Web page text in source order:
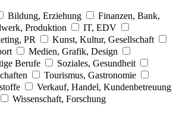
Bildung, Erziehung
Finanzen, Bank,
Produktion
IT, EDV
PR
Kunst, Kultur, Gesellschaft
Medien, Grafik, Design
Berufe
Soziales, Gesundheit
Tourismus, Gastronomie
Verkauf, Handel, Kundenbetreuung
Wissenschaft, Forschung